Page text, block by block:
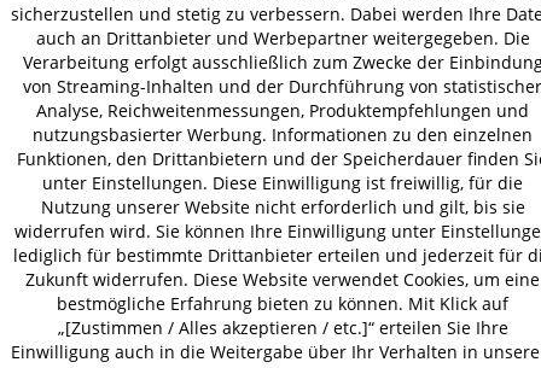
sicherzustellen und stetig zu verbessern. Dabei werden Ihre
auch an Drittanbieter und Werbepartner weitergegeben. Die
Verarbeitung erfolgt ausschließlich zum Zwecke der
von Streaming-Inhalten und der Durchführung von statistischer
Analyse, Reichweitenmessungen, Produktempfehlungen und
nutzungsbasierter Werbung. Informationen zu den einzelnen
Funktionen, den Drittanbietern und der Speicherdauer finden
unter Einstellungen. Diese Einwilligung ist freiwillig, für die
Nutzung unserer Website nicht erforderlich und gilt, bis sie
widerrufen wird. Sie können Ihre Einwilligung unter
lediglich für bestimmte Drittanbieter erteilen und jederzeit für
Zukunft widerrufen. Diese Website verwendet Cookies, um eine
bestmögliche Erfahrung bieten zu können. Mit Klick auf
„[Zustimmen / Alles akzeptieren / etc.]“ erteilen Sie Ihre
Einwilligung auch in die Weitergabe über Ihr Verhalten in